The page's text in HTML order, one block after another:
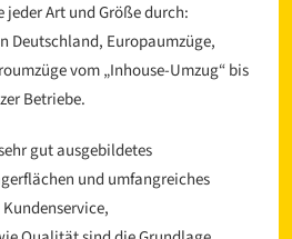
jeder Art und Größe durch:
Deutschland, Europaumzüge,
vom „Inhouse-Umzug“ bis
Betriebe.
gut ausgebildetes
und umfangreiches